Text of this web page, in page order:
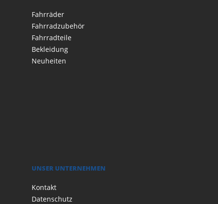
Fahrräder
Fahrradzubehör
Fahrradteile
Bekleidung
Neuheiten
UNSER UNTERNEHMEN
Kontakt
Datenschutz